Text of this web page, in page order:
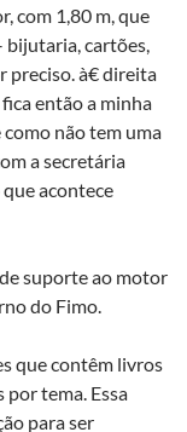
com 1,80 m, que
bijutaria, cartões,
preciso. à€ direita
então a minha
não tem uma
a secretária
acontece
suporte ao motor
do Fimo.
que contêm livros
por tema. Essa
para ser